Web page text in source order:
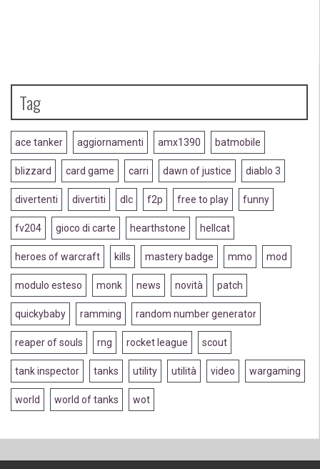
Tag
ace tanker aggiornamenti amx1390 batmobile
blizzard card game carri dawn of justice diablo 3
divertenti divertiti dlc f2p free to play funny
fv204 gioco di carte hearthstone hellcat
heroes of warcraft kills mastery badge mmo mod
modulo esteso monk news novità patch
quickybaby ramming random number generator
reaper of souls rng rocket league scout
tank inspector tanks utility utilità video wargaming
world world of tanks wot